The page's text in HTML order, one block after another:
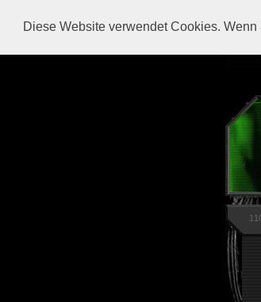
Diese Website verwendet Cookies.